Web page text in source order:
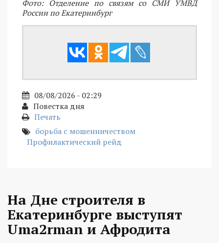
Фото: Отделение по связям со СМИ УМВД
России по Екатеринбург
08/08/2026 - 02:29
Повестка дня
Печать
борьба с мошенничеством
Профилактический рейд
На Дне строителя в
Екатеринбурге выступят
Uma2rman и Афродита